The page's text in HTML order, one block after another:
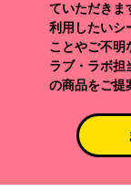
ていただきま
利用したいシ
ことやご不明
ラブ・ラボ担
の商品をご提